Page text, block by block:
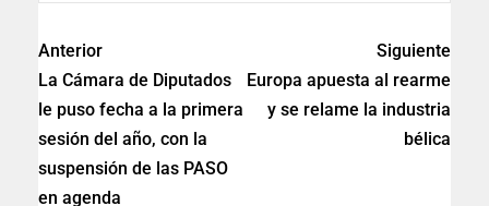
Anterior
La Cámara de Diputados
le puso fecha a la primera
sesión del año, con la
suspensión de las PASO
en agenda
Siguiente
Europa apuesta al rearme
y se relame la industria
bélica